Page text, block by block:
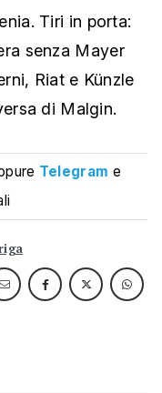
. Tiri in porta:
senza Mayer
Riat e Künzle
di Malgin.
Telegram e